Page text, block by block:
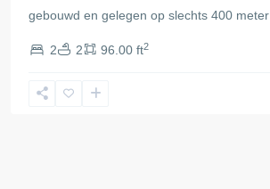
gebouwd en gelegen op slechts 400 meter
2 2 96.00 ft2